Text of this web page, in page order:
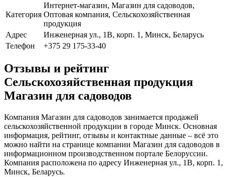
Категория
Интернет-магазин, Магазин для садоводов,
Оптовая компания, Сельскохозяйственная
продукция
Адрес
Инженерная ул., 1В, корп. 1, Минск, Беларусь
Телефон
+375 29 175-33-40
Отзывы и рейтинг
Сельскохозяйственная продукция
Магазин для садоводов
Компания Магазин для садоводов занимается продажей
сельскохозяйственной продукции в городе Минск. Основная
информация, рейтинг, отзывы и контактные данные – всё это
можно найти на странице компании Магазин для садоводов в
информационном производственном портале Белоруссии.
Компания расположена по адресу Инженерная ул., 1В, корп. 1,
Минск, Беларусь.